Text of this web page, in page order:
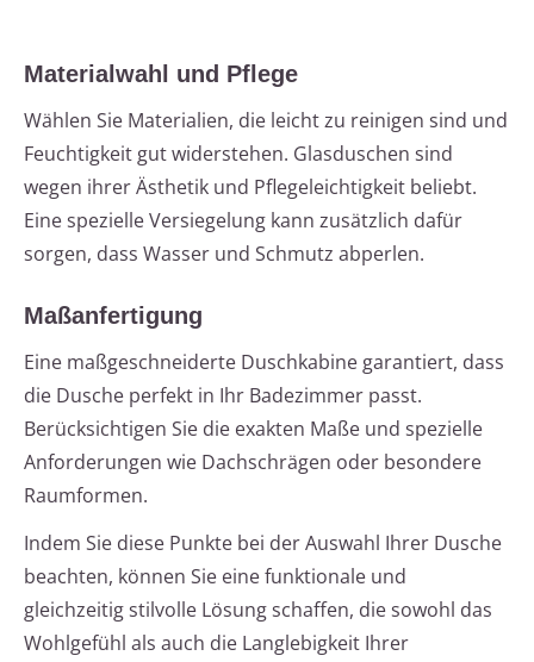
Materialwahl und Pflege
Wählen Sie Materialien, die leicht zu reinigen sind und
Feuchtigkeit gut widerstehen. Glasduschen sind
wegen ihrer Ästhetik und Pflegeleichtigkeit beliebt.
Eine spezielle Versiegelung kann zusätzlich dafür
sorgen, dass Wasser und Schmutz abperlen.
Maßanfertigung
Eine maßgeschneiderte Duschkabine garantiert, dass
die Dusche perfekt in Ihr Badezimmer passt.
Berücksichtigen Sie die exakten Maße und spezielle
Anforderungen wie Dachschrägen oder besondere
Raumformen.
Indem Sie diese Punkte bei der Auswahl Ihrer Dusche
beachten, können Sie eine funktionale und
gleichzeitig stilvolle Lösung schaffen, die sowohl das
Wohlgefühl als auch die Langlebigkeit Ihrer